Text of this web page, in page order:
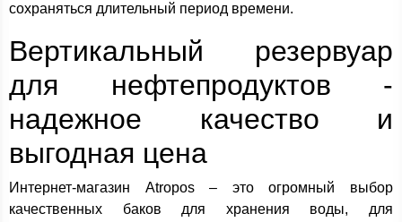
сохраняться длительный период времени.
Вертикальный резервуар
для нефтепродуктов -
надежное качество и
выгодная цена
Интернет-магазин Atropos – это огромный выбор
качественных баков для хранения воды, для